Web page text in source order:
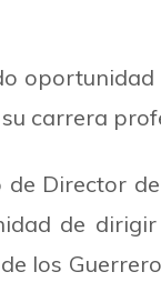
carrera
Director
de
los